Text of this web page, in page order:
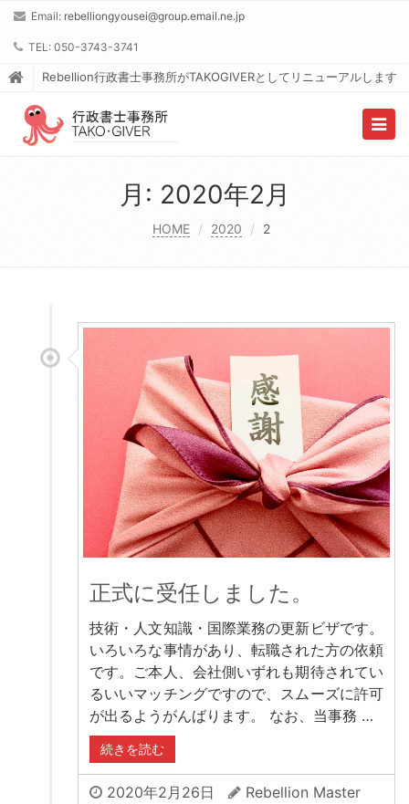
Email: rebelliongyousei@group.email.ne.jp
TEL: 050-3743-3741
Rebellion行政書士事務所がTAKOGIVERとしてリニューアルします
月: 2020年2月
HOME 2020 2
正式に受任しました。
技術・人文知識・国際業務の更新ビザです。
いろいろな事情があり、転職された方の依頼
です。ご本人、会社側いずれも期待されてい
るいいマッチングですので、スムーズに許可
が出るようがんばります。 なお、当事務 …
続きを読む
2020年2月26日
Rebellion Master